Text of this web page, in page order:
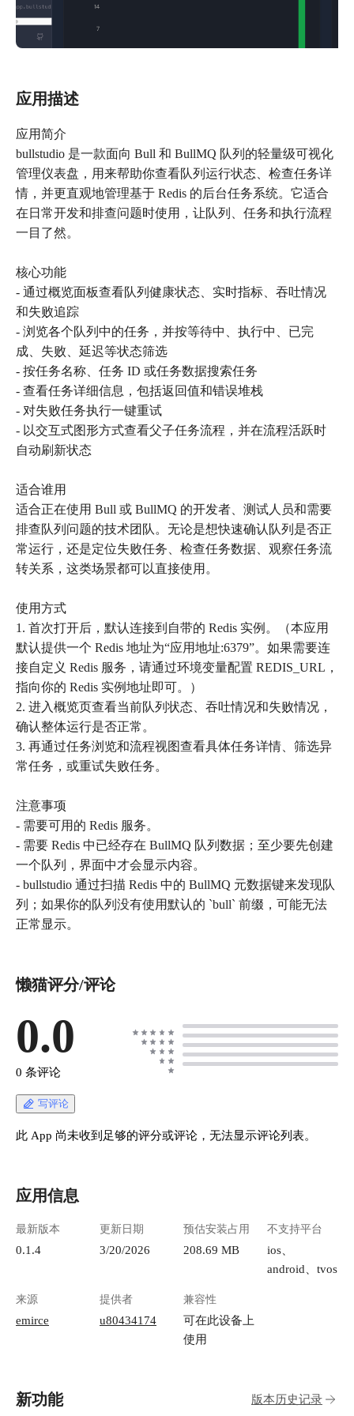
应用描述
应用简介
bullstudio 是一款面向 Bull 和 BullMQ 队列的轻量级可视化
管理仪表盘，用来帮助你查看队列运行状态、检查任务详
情，并更直观地管理基于 Redis 的后台任务系统。它适合
在日常开发和排查问题时使用，让队列、任务和执行流程
一目了然。
核心功能
- 通过概览面板查看队列健康状态、实时指标、吞吐情况
和失败追踪
- 浏览各个队列中的任务，并按等待中、执行中、已完
成、失败、延迟等状态筛选
- 按任务名称、任务 ID 或任务数据搜索任务
- 查看任务详细信息，包括返回值和错误堆栈
- 对失败任务执行一键重试
- 以交互式图形方式查看父子任务流程，并在流程活跃时
自动刷新状态
适合谁用
适合正在使用 Bull 或 BullMQ 的开发者、测试人员和需要
排查队列问题的技术团队。无论是想快速确认队列是否正
常运行，还是定位失败任务、检查任务数据、观察任务流
转关系，这类场景都可以直接使用。
使用方式
1. 首次打开后，默认连接到自带的 Redis 实例。（本应用
默认提供一个 Redis 地址为“应用地址:6379”。如果需要连
接自定义 Redis 服务，请通过环境变量配置 REDIS_URL，
指向你的 Redis 实例地址即可。）
2. 进入概览页查看当前队列状态、吞吐情况和失败情况，
确认整体运行是否正常。
3. 再通过任务浏览和流程视图查看具体任务详情、筛选异
常任务，或重试失败任务。
注意事项
- 需要可用的 Redis 服务。
- 需要 Redis 中已经存在 BullMQ 队列数据；至少要先创建
一个队列，界面中才会显示内容。
- bullstudio 通过扫描 Redis 中的 BullMQ 元数据键来发现队
列；如果你的队列没有使用默认的 `bull` 前缀，可能无法
正常显示。
懒猫评分/评论
0.0
0 条评论
写评论
此 App 尚未收到足够的评分或评论，无法显示评论列表。
应用信息
最新版本
0.1.4
更新日期
3/20/2026
预估安装占用
208.69 MB
不支持平台
ios、
android、tvos
来源
emirce
提供者
u80434174
兼容性
可在此设备上
使用
新功能 版本历史记录